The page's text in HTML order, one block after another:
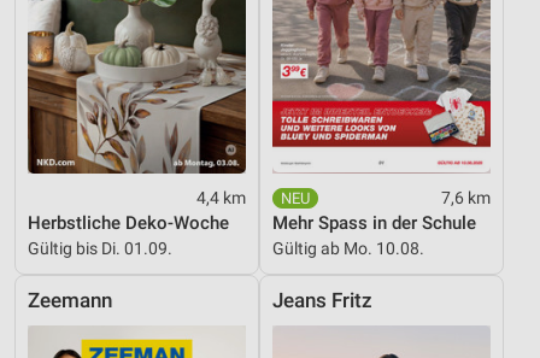
4,4 km
Herbstliche Deko-Woche
Gültig bis Di. 01.09.
7,6 km
Mehr Spass in der Schule
Gültig ab Mo. 10.08.
Zeemann Jeans Fritz
Verwendung genauer Standortdaten
Geräte anhand von aktiv angeforderten
Informationen identifizieren
Nicht-IAB-Verarbeitungszwecke:
Notwendig
Performance
Werbung